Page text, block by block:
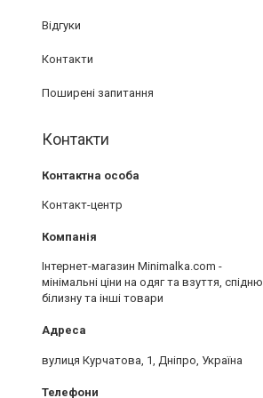
Відгуки
Контакти
Поширені запитання
Контакти
Контакт-центр
Інтернет-магазин Minimalka.com -
мінімальні ціни на одяг та взуття, спідню
білизну та інші товари
вулиця Курчатова, 1, Дніпро, Україна